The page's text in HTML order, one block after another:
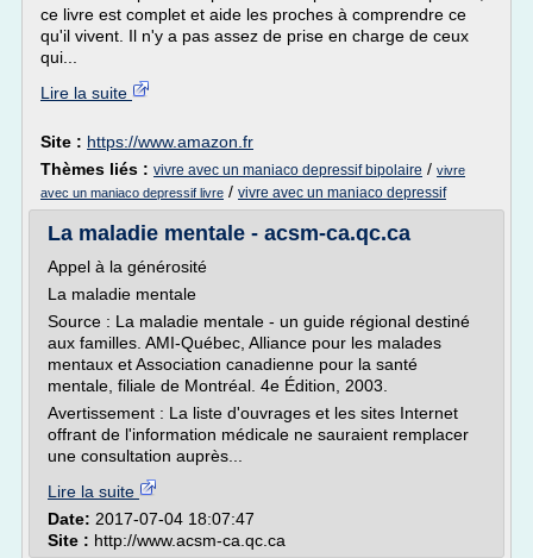
ce livre est complet et aide les proches à comprendre ce
qu'il vivent. Il n'y a pas assez de prise en charge de ceux
qui...
Lire la suite
Site : https://www.amazon.fr
Thèmes liés : vivre avec un maniaco depressif bipolaire / vivre
avec un maniaco depressif livre / vivre avec un maniaco depressif
La maladie mentale - acsm-ca.qc.ca
Appel à la générosité
La maladie mentale
Source : La maladie mentale - un guide régional destiné
aux familles. AMI-Québec, Alliance pour les malades
mentaux et Association canadienne pour la santé
mentale, filiale de Montréal. 4e Édition, 2003.
Avertissement : La liste d'ouvrages et les sites Internet
offrant de l'information médicale ne sauraient remplacer
une consultation auprès...
Lire la suite
Date: 2017-07-04 18:07:47
Site : http://www.acsm-ca.qc.ca